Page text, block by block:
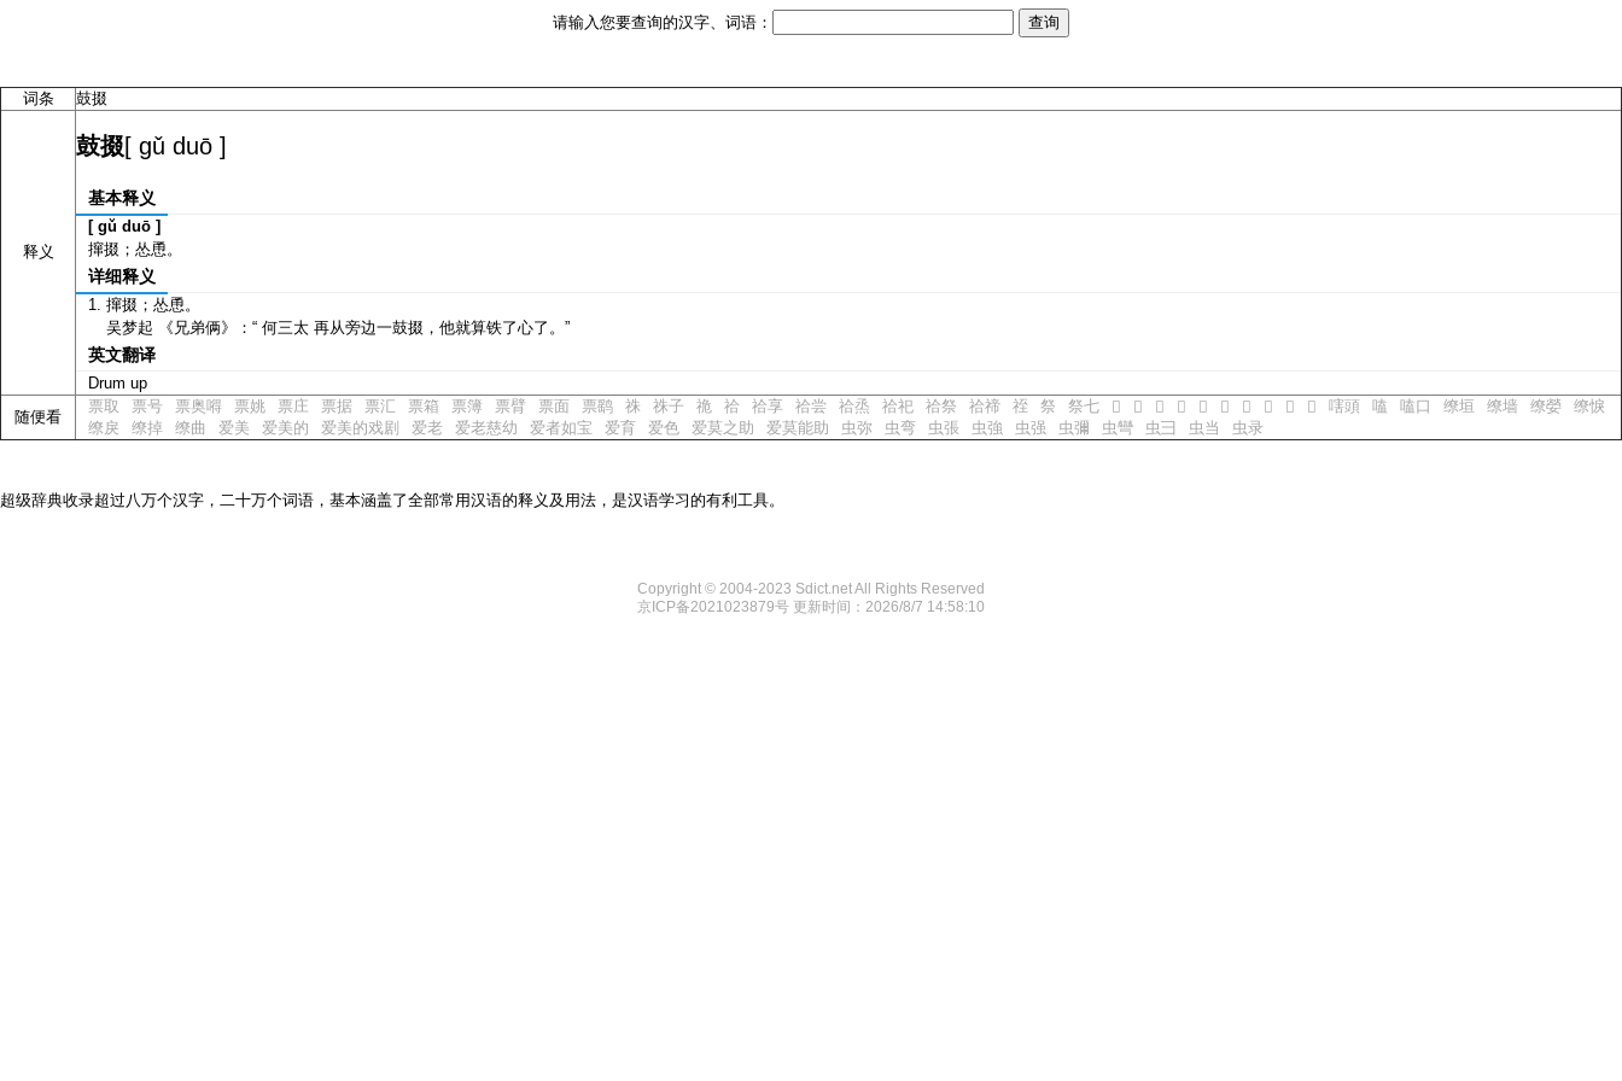
请输入您要查询的汉字、词语：
词条 鼓掇
释义
鼓掇[ gǔ duō ]
基本释义
[ gǔ duō ]
撺掇；怂恿。
详细释义
撺掇；怂恿。
吴梦起 《兄弟俩》：“ 何三太 再从旁边一鼓掇，他就算铁了心了。”
英文翻译
Drum up
随便看
票取 票号 票奥嘚 票姚 票庄 票据 票汇 票箱 票簿 票臂 票面 票鹞 祩 祩子 祪 祫 祫享 祫尝 祫烝 祫祀 祫祭 祫禘 祬 祭 祭七 𡢫 𡢬 𡢭 𡢮 𡢯 𡢰 𡢱 𡢲 𡢳 𡢴 嗐頭 嗑 嗑口 缭垣 缭墙 缭嫈
缭悷
缭戾
缭掉 缭曲 爱美 爱美的 爱美的戏剧 爱老 爱老慈幼 爱者如宝 爱育 爱色 爱莫之助 爱莫能助 虫弥 虫弯 虫張 虫強 虫强 虫彌 虫彎 虫彐 虫当 虫录
超级辞典收录超过八万个汉字，二十万个词语，基本涵盖了全部常用汉语的释义及用法，是汉语学习的有利工具。
Copyright © 2004-2023 Sdict.net All Rights Reserved
京ICP备2021023879号 更新时间：2026/8/7 14:58:10